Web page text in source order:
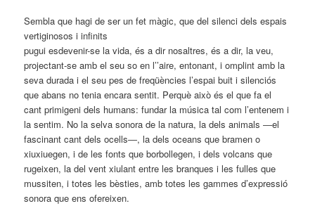
Sembla que hagi de ser un fet màgic, que del silenci dels espais
vertiginosos i infinits
pugui esdevenir-se la vida, és a dir nosaltres, és a dir, la veu,
projectant-se amb el seu so en l’’aire, entonant, i omplint amb la
seva durada i el seu pes de freqüències l’espai buit i silenciós
que abans no tenia encara sentit. Perquè això és el que fa el
cant primigeni dels humans: fundar la música tal com l’entenem i
la sentim. No la selva sonora de la natura, la dels animals ―el
fascinant cant dels ocells―, la dels oceans que bramen o
xiuxiuegen, i de les fonts que borbollegen, i dels volcans que
rugeixen, la del vent xiulant entre les branques i les fulles que
mussiten, i totes les bèsties, amb totes les gammes d’expressió
sonora que ens ofereixen.